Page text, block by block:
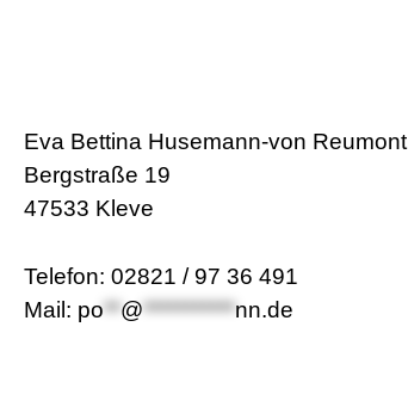
Eva Bettina Husemann-von Reumont
Bergstraße 19
47533 Kleve
Telefon: 02821 / 97 36 491
Mail: po**@***********nn.de